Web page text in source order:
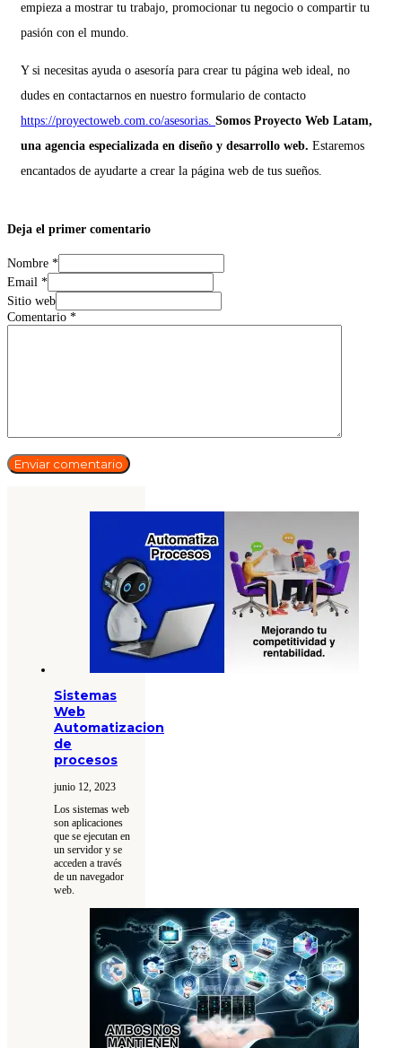
empieza a mostrar tu trabajo, promocionar tu negocio o compartir tu
pasión con el mundo.
Y si necesitas ayuda o asesoría para crear tu página web ideal, no
dudes en contactarnos en nuestro formulario de contacto
https://proyectoweb.com.co/asesorias. Somos Proyecto Web Latam,
una agencia especializada en diseño y desarrollo web. Estaremos
encantados de ayudarte a crear la página web de tus sueños.
Deja el primer comentario
Nombre *
Email *
Sitio web
Comentario *
Sistemas
Web
Automatizacion
de
procesos
junio 12, 2023
Los sistemas web
son aplicaciones
que se ejecutan en
un servidor y se
acceden a través
de un navegador
web.